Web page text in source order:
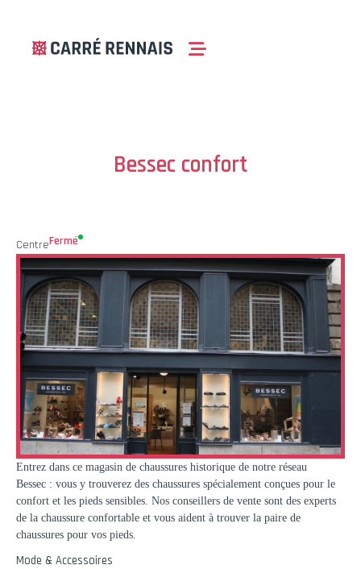
Bessec confort
CentreFermé
Entrez dans ce magasin de chaussures historique de notre réseau
Bessec : vous y trouverez des chaussures spécialement conçues pour le
confort et les pieds sensibles. Nos conseillers de vente sont des experts
de la chaussure confortable et vous aident à trouver la paire de
chaussures pour vos pieds.
Mode & Accessoires